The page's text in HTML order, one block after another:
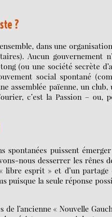
?
dans une
Aucun gouvernement
(ou une société secrète
social spontané
assemblée païenne, un club,
c’est la Passion – ou,
spontanées puissent
nous desserrer les rênes
esprit » et d’un partage
puisque la seule réponse
l’ancienne « Nouvelle